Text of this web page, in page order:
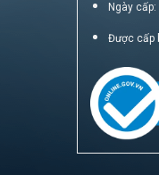
Ngày
Được cấp